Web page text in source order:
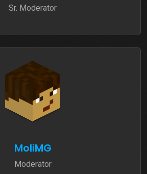
Sr. Moderator
MoliMG
Moderator